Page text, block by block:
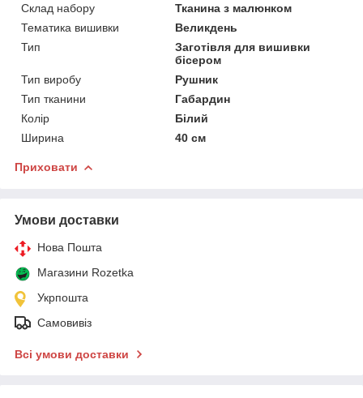
Склад набору
Тканина з малюнком
Тематика вишивки
Великдень
Тип
Заготівля для вишивки
бісером
Тип виробу
Рушник
Тип тканини
Габардин
Колір
Білий
Ширина
40 см
Приховати
Умови доставки
Нова Пошта
Магазини Rozetka
Укрпошта
Самовивіз
Всі умови доставки